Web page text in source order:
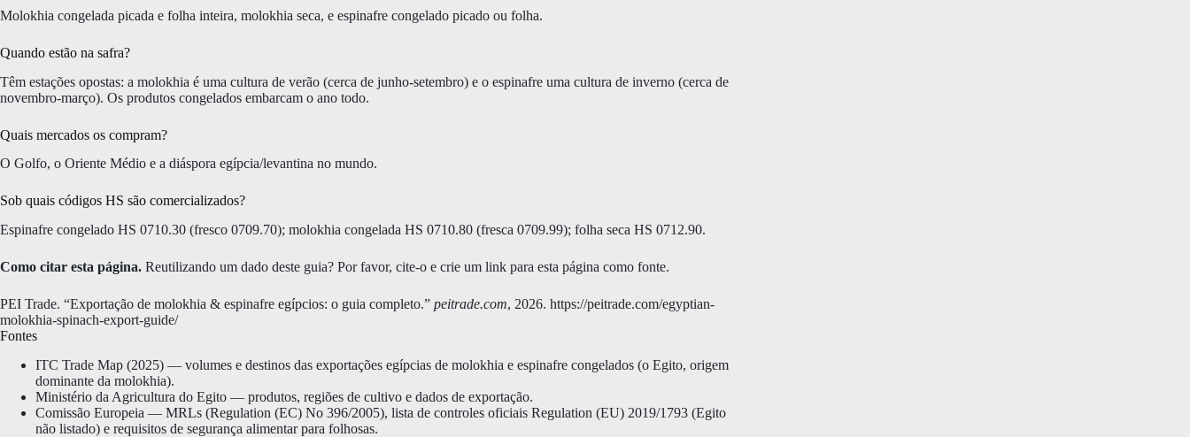
Molokhia congelada picada e folha inteira, molokhia seca, e espinafre congelado picado ou folha.
Quando estão na safra?
Têm estações opostas: a molokhia é uma cultura de verão (cerca de junho-setembro) e o espinafre uma cultura de inverno (cerca de
novembro-março). Os produtos congelados embarcam o ano todo.
Quais mercados os compram?
O Golfo, o Oriente Médio e a diáspora egípcia/levantina no mundo.
Sob quais códigos HS são comercializados?
Espinafre congelado HS 0710.30 (fresco 0709.70); molokhia congelada HS 0710.80 (fresca 0709.99); folha seca HS 0712.90.
Como citar esta página. Reutilizando um dado deste guia? Por favor, cite-o e crie um link para esta página como fonte.
PEI Trade. “Exportação de molokhia & espinafre egípcios: o guia completo.” peitrade.com, 2026. https://peitrade.com/egyptian-
molokhia-spinach-export-guide/
Fontes
ITC Trade Map (2025) — volumes e destinos das exportações egípcias de molokhia e espinafre congelados (o Egito, origem
dominante da molokhia).
Ministério da Agricultura do Egito — produtos, regiões de cultivo e dados de exportação.
Comissão Europeia — MRLs (Regulation (EC) No 396/2005), lista de controles oficiais Regulation (EU) 2019/1793 (Egito
não listado) e requisitos de segurança alimentar para folhosas.